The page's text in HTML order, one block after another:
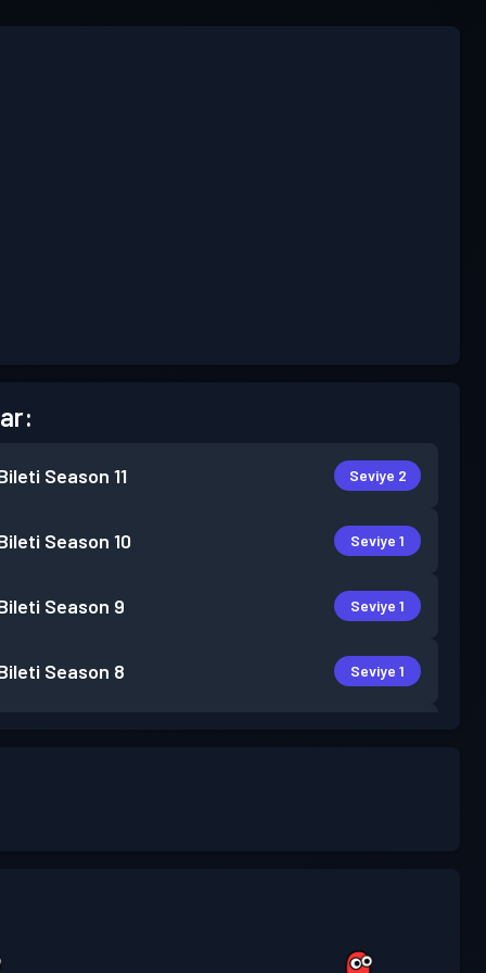
Season 11 Seviye 2
Season 10 Seviye 1
Season 9 Seviye 1
Season 8 Seviye 1